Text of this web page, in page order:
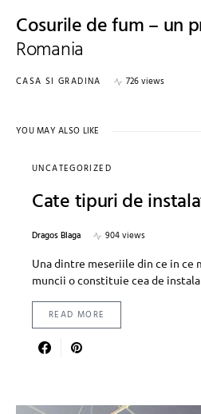
Cosurile de fum – un
Romania
CASA SI GRADINA 726 views
YOU MAY ALSO LIKE
UNCATEGORIZED
Cate tipuri de
Dragos Blaga
904 views
Una dintre meseriile din ce in ce
muncii o constituie cea de
READ MORE